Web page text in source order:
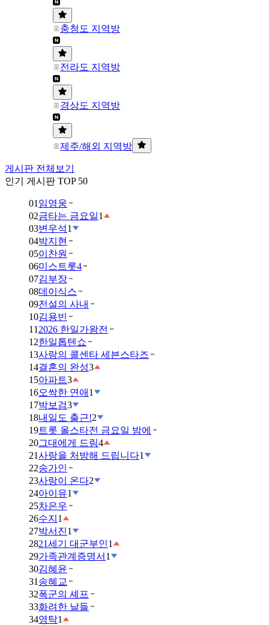
충청도 지역방
전라도 지역방
경상도 지역방
제주/해외 지역방
게시판 전체보기
인기 게시판 TOP 50
01 임영웅
02금타는 금요일1
03변우석1
04박지현
05이찬원
06미스트롯4
07김부장
08데이식스
09전설의 사내
10김용빈
11 2026 한일가왕전
12한일톱텐쇼
13사랑의 콜센타 세븐스타즈
14결혼의 완성3
15아파트3
16오싹한 연애 1
17박보검3
18내일도 출근!2
19트롯 올스타전 금요일 밤에
20그대에게 드림4
21사랑을 처방해 드립니다1
22송가인
23사랑이 온다2
24아이유1
25차은우
26수지 1
27박서진1
2821세기 대군부인1
29가족관계증명서 1
30김혜윤
31 송혜교
32폭군의 셰프
33화려한 날들
34영탁1